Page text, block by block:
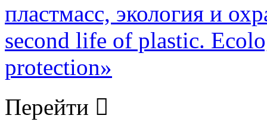
пластмасс, экология и
second life of plastic.
protection»
Перейти